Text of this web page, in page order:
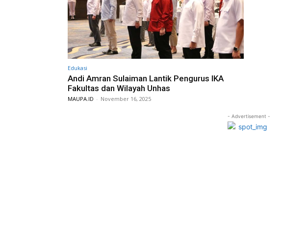
Edukasi
Andi Amran Sulaiman Lantik Pengurus IKA
Fakultas dan Wilayah Unhas
MAUPA.ID - November 16, 2025
- Advertisement -